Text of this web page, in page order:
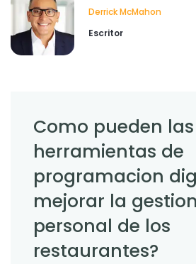
Derrick McMahon
Escritor
Como pueden las
herramientas de
programacion
mejorar la
personal de los
restaurantes?